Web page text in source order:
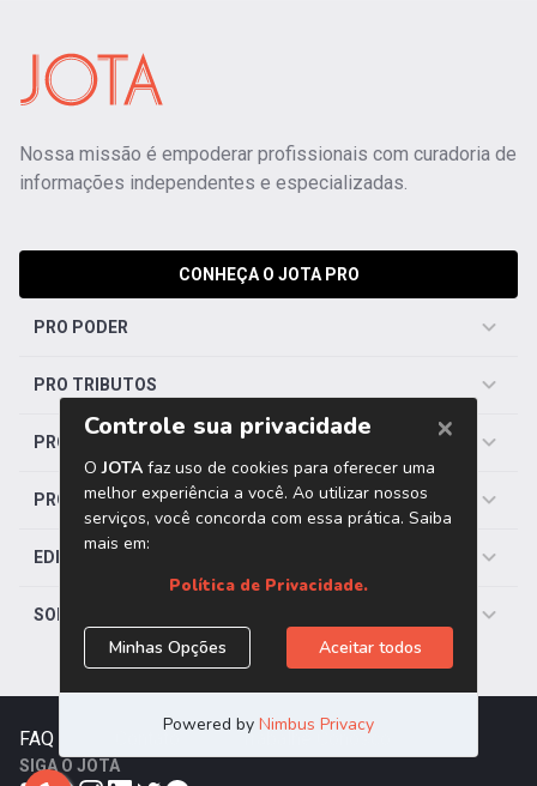
Nossa missão é empoderar profissionais com curadoria de
informações independentes e especializadas.
CONHEÇA O JOTA PRO
PRO PODER
PRO TRIBUTOS
PRO TRABALHISTA
PRO SAÚDE
EDITORIAS
SOBRE O JOTA
FAQ Trabalhe Conosco
SIGA O JOTA